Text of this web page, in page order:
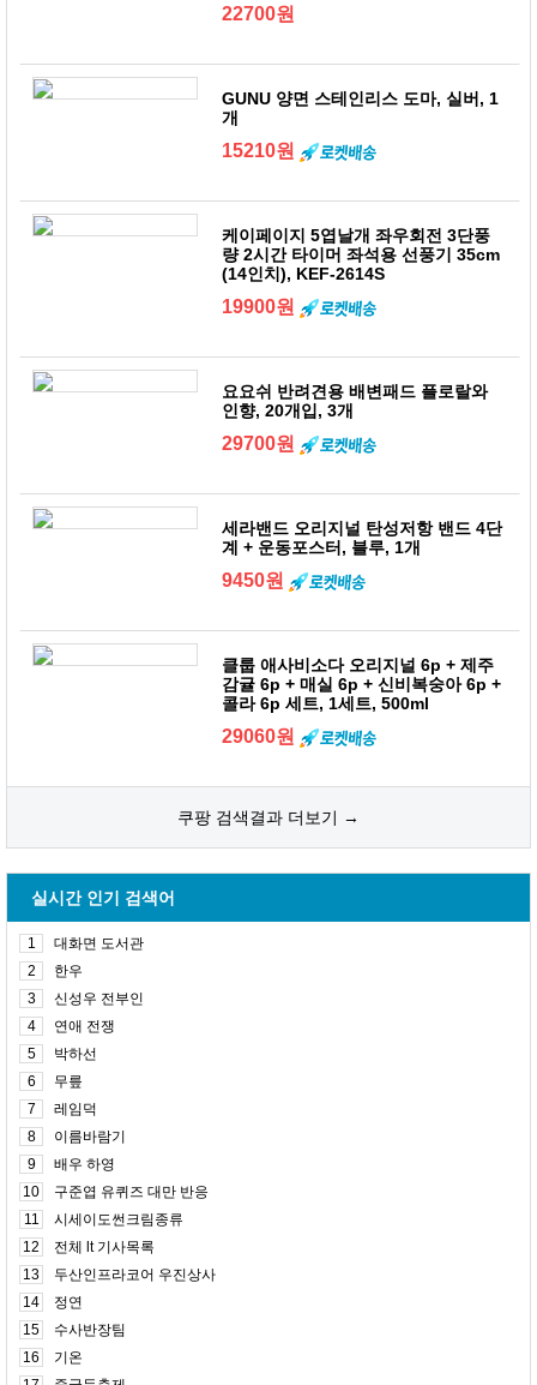
22700원
GUNU 양면 스테인리스 도마, 실버, 1
개
15210원
케이페이지 5엽날개 좌우회전 3단풍
량 2시간 타이머 좌석용 선풍기 35cm
(14인치), KEF-2614S
19900원
요요쉬 반려견용 배변패드 플로랄와
인향, 20개입, 3개
29700원
세라밴드 오리지널 탄성저항 밴드 4단
계 + 운동포스터, 블루, 1개
9450원
클룹 애사비소다 오리지널 6p + 제주
감귤 6p + 매실 6p + 신비복숭아 6p +
콜라 6p 세트, 1세트, 500ml
29060원
쿠팡 검색결과 더보기 →
실시간 인기 검색어
1
대화면 도서관
2
한우
3
신성우 전부인
4
연애 전쟁
5
박하선
6
무릎
7
레임덕
8
이름바람기
9
배우 하영
10
구준엽 유퀴즈 대만 반응
11
시세이도썬크림종류
12
전체 lt 기사목록
13
두산인프라코어 우진상사
14
정연
15
수사반장팀
16
기온